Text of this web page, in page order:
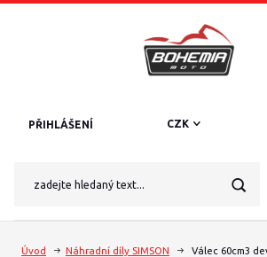
CZK
PŘIHLÁŠENÍ
Úvod Náhradní díly SIMSON
Válec 60cm3